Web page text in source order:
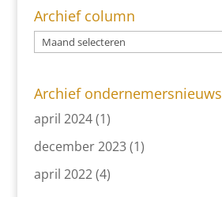
Archief column
Archief ondernemersnieuws
april 2024(1)
december 2023(1)
april 2022(4)